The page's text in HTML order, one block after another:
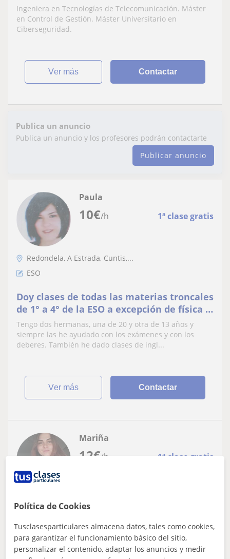
Ingeniera en Tecnologías de Telecomunicación. Máster
en Control de Gestión. Máster Universitario en
Ciberseguridad.
ver más Contactar
Publica un anuncio
Publica un anuncio y los profesores podrán contactarte
Publicar anuncio
10€/h 1ª clase gratis
Paula
Redondela, A Estrada, Cuntis,...
ESO
Doy clases de todas las materias troncales
de 1° a 4° de la ESO a excepción de física y
química y biología
Tengo dos hermanas, una de 20 y otra de 13 años y
siempre las he ayudado con los exámenes y con los
deberes. También he dado clases de ingl...
ver más Contactar
12€/h 1ª clase gratis
Mariña
Clases particulares para Secundaria e
Bacharelato
Política de Cookies
Tusclasesparticulares almacena datos, tales como cookies,
para garantizar el funcionamiento básico del sitio,
personalizar el contenido, adaptar los anuncios y medir